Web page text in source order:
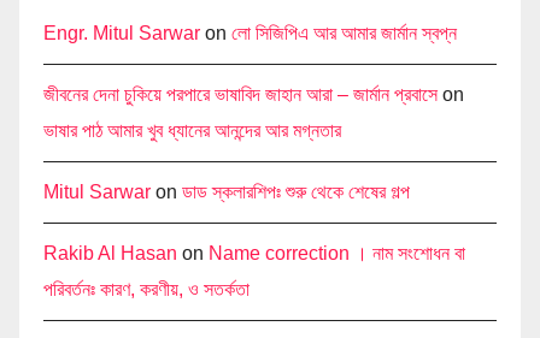
Engr. Mitul Sarwar on লো সিজিপিএ আর আমার জার্মান স্বপ্ন
জীবনের দেনা চুকিয়ে পরপারে ভাষাবিদ জাহান আরা – জার্মান প্রবাসেon
ভাষার পাঠ আমার খুব ধ্যানের আনন্দের আর মগ্নতার
Mitul Sarwar on ডাড স্কলারশিপঃ শুরু থেকে শেষের গল্প
Rakib Al Hasan on Name correction । নাম সংশোধন বা
পরিবর্তনঃ কারণ, করণীয়, ও সতর্কতা